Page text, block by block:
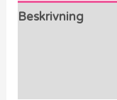
Beskrivning